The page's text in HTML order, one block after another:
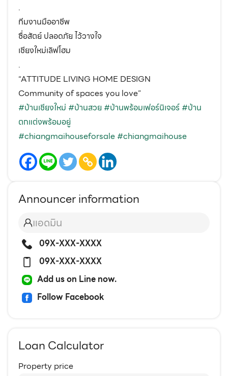
.
ทีมงานมืออาชีพ
ซื่อสัตย์ ปลอดภัย ไว้วางใจ
เชียงใหม่เลิฟโฮม
.
“ATTITUDE LIVING HOME DESIGN
Community of spaces you love”
#บ้านเชียงใหม่ #บ้านสวย #บ้านพร้อมเฟอร์นิเจอร์ #บ้าน
ตกแต่งพร้อมอยู่
#chiangmaihouseforsale #chiangmaihouse
Announcer information
แอดมิน
09X-XXX-XXXX
09X-XXX-XXXX
Add us on Line now.
Follow Facebook
Loan Calculator
Property price